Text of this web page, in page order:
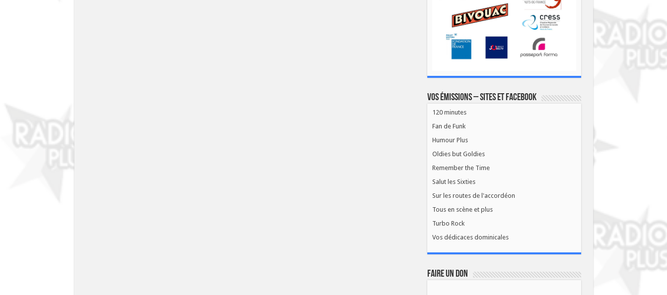
Vos émissions – Sites et Facebook
120 minutes
Fan de Funk
Humour Plus
Oldies but Goldies
Remember the Time
Salut les Sixties
Sur les routes de l'accordéon
Tous en scène et plus
Turbo Rock
Vos dédicaces dominicales
FAIRE UN DON